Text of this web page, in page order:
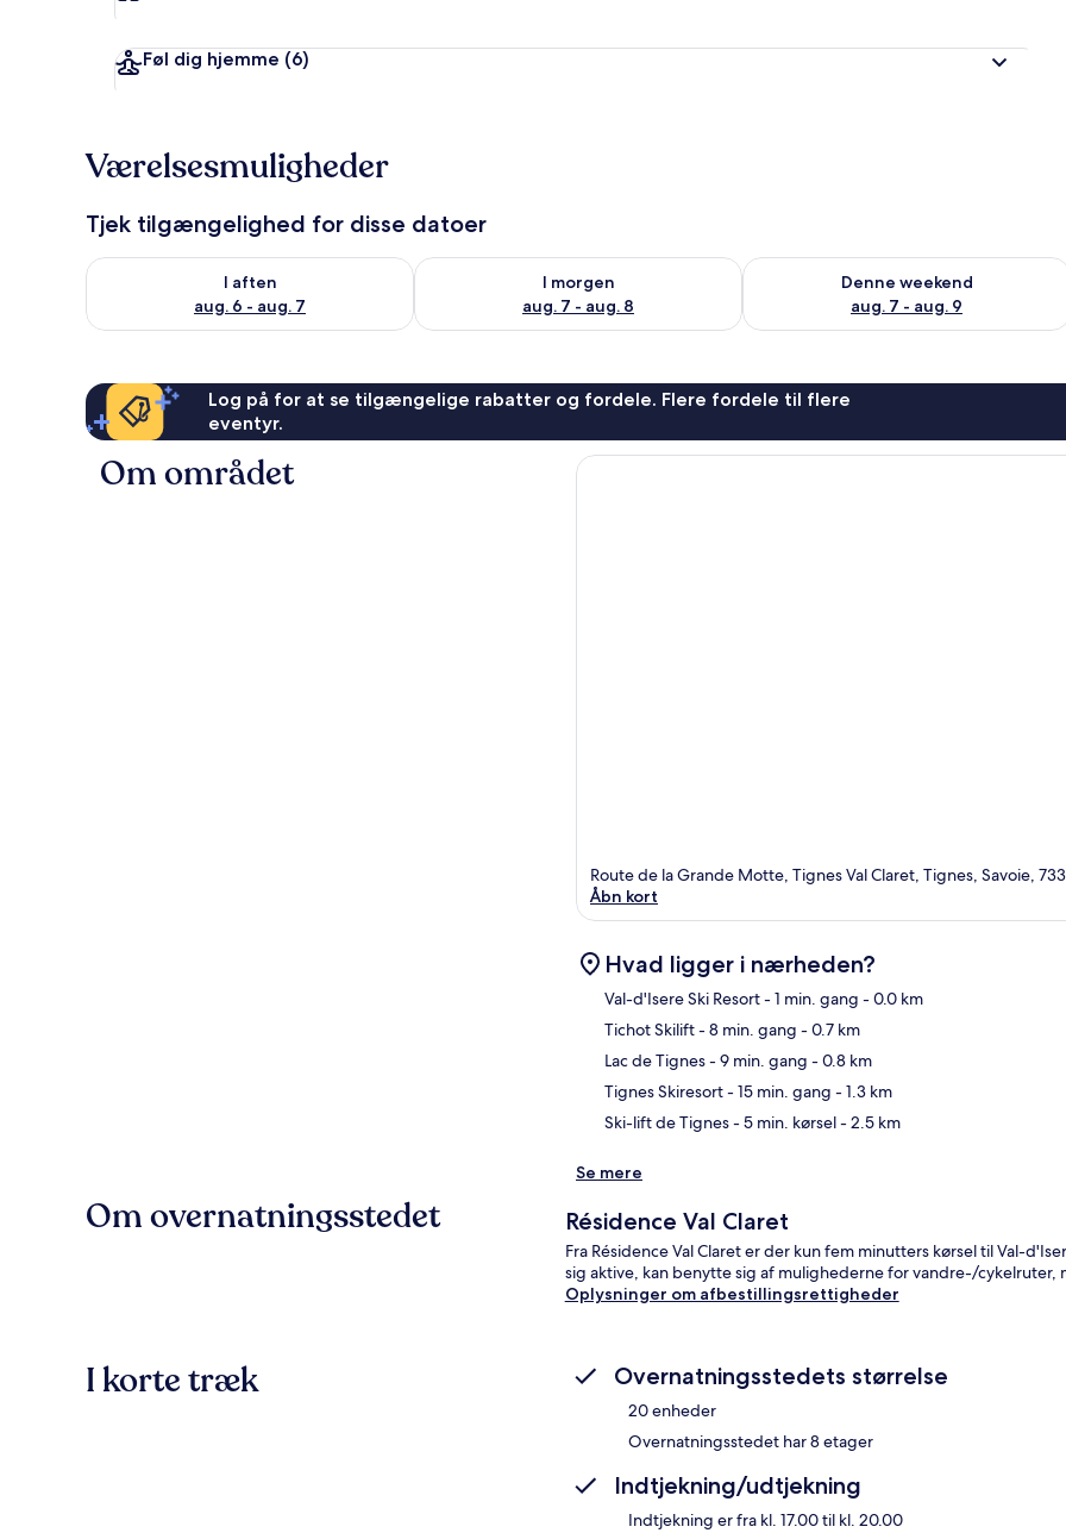
Føl dig hjemme (6)
Værelsesmuligheder
Tjek tilgængelighed for disse datoer
I aften
aug. 6 - aug. 7
Tjek tilgængelighed for i aften aug. 6 - aug. 7
I morgen
aug. 7 - aug. 8
Tjek tilgængelighed for i morgen aug. 7 - aug. 8
Denne weekend
aug. 7 - aug. 9
Tjek tilgængelighed for denne
Log på for at se tilgængelige rabatter og fordele. Flere fordele til flere
eventyr.
Om området
Route de la Grande Motte, Tignes Val Claret, Tignes, Savoie,
Åbn kort
Hvad ligger i nærheden?
Val-d'Isere Ski Resort- 1 min. gang - 0.0 km
Tichot Skilift- 8 min. gang - 0.7 km
Lac de Tignes- 9 min. gang - 0.8 km
Tignes Skiresort- 15 min. gang - 1.3 km
Ski-lift de Tignes- 5 min. kørsel- 2.5 km
Se mere
Om overnatningsstedet Résidence Val Claret
Fra Résidence Val Claret er der kun fem minutters kørsel til Val-
sig aktive, kan benytte sig af mulighederne for vandre-/
Oplysninger om afbestillingsrettigheder
I korte træk Overnatningsstedets størrelse
20 enheder
Overnatningsstedet har 8 etager
Indtjekning/udtjekning
Indtjekning er fra kl. 17.00 til kl. 20.00